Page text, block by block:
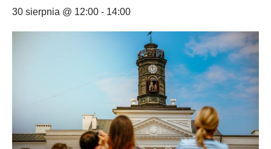
30 sierpnia @ 12:00 - 14:00